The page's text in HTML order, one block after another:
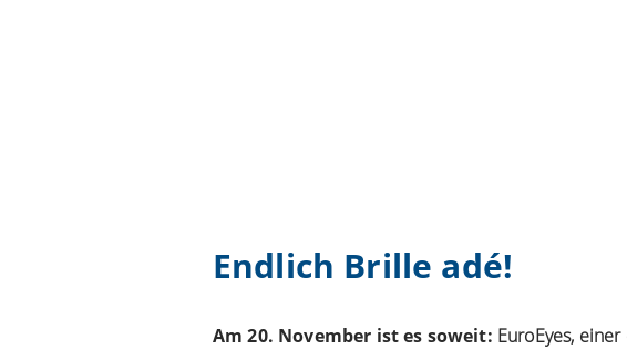
Endlich Brille adé!
Am 20. November ist es soweit: EuroEyes,